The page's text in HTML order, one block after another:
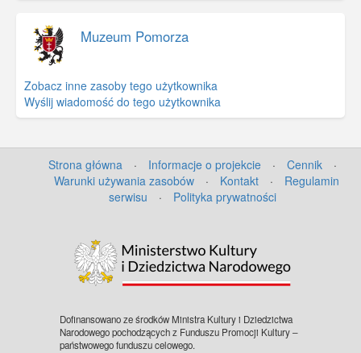
Muzeum Pomorza
Zobacz inne zasoby tego użytkownika
Wyślij wiadomość do tego użytkownika
Strona główna · Informacje o projekcie · Cennik
·
Warunki używania zasobów
· Kontakt ·
Regulamin
serwisu
· Polityka prywatności
Dofinansowano ze środków Ministra Kultury i Dziedzictwa
Narodowego pochodzących z Funduszu Promocji Kultury –
państwowego funduszu celowego.